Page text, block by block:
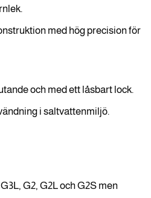
med hög precision för
och med ett låsbart lock.
i saltvattenmiljö.
G2, G2L och G2S men